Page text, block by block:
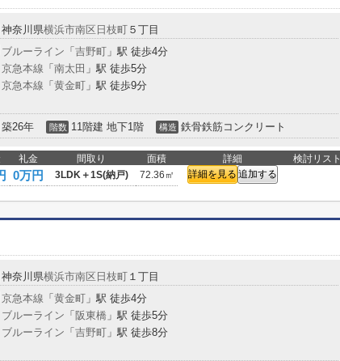
神奈川県横浜市南区 日枝町 ５丁目
ブルーライン 「 吉野町 」駅 徒歩4分
京急本線 「 南太田 」駅 徒歩5分
京急本線 「 黄金町 」駅 徒歩9分
築26年 階数 11階建 地下1階 構造 鉄骨鉄筋コンクリート
礼金 間取り 面積 詳細
検討リスト
0万円 3LDK＋1S(納戸) 72.36㎡ 詳細を見る 追加する
神奈川県横浜市南区 日枝町 １丁目
京急本線 「 黄金町 」駅 徒歩4分
ブルーライン 「 阪東橋 」駅 徒歩5分
ブルーライン 「 吉野町 」駅 徒歩8分